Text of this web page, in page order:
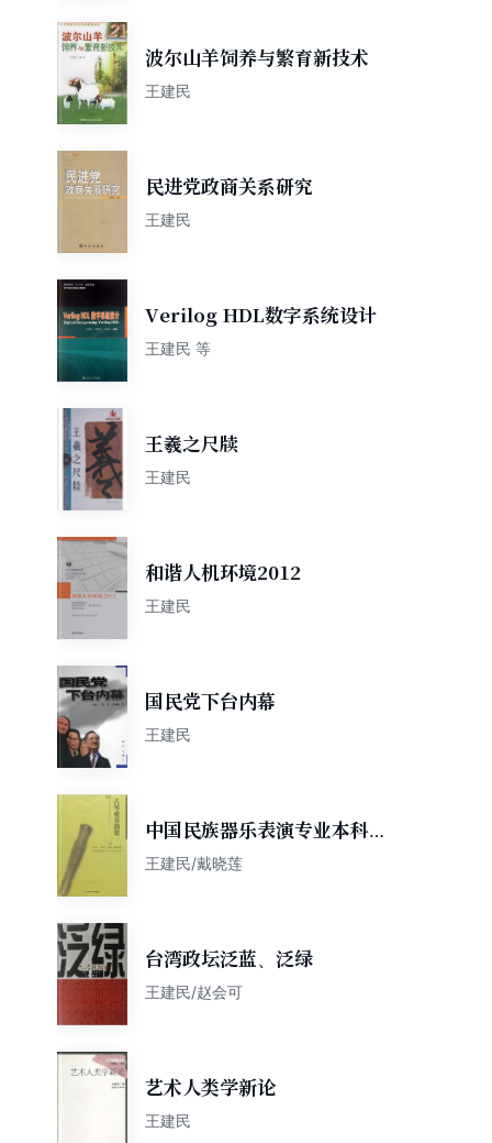
波尔山羊饲养与繁育新技术
王建民
民进党政商关系研究
王建民
Verilog HDL数字系统设计
王建民 等
王羲之尺牍
王建民
和谐人机环境2012
王建民
国民党下台内幕
王建民
中国民族器乐表演专业本科教
材系列：古琴重奏曲集
王建民/戴晓莲
台湾政坛泛蓝、泛绿
王建民/赵会可
艺术人类学新论
王建民